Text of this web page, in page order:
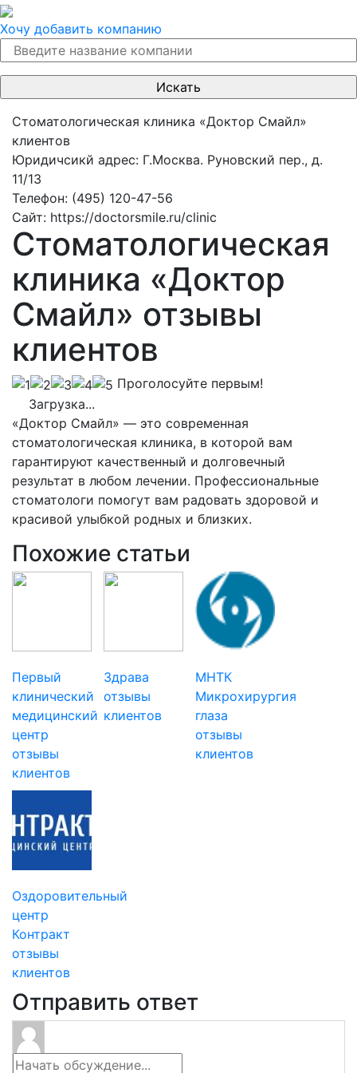
Хочу добавить компанию
Стоматологическая клиника «Доктор Смайл»
клиентов
Юридичсикй адрес: Г.Москва. Руновский пер., д.
11/13
Телефон: (495) 120-47-56
Сайт: https://doctorsmile.ru/clinic
Стоматологическая
клиника «Доктор
Смайл» отзывы
клиентов
Проголосуйте первым!
Загрузка...
«Доктор Смайл» — это современная
стоматологическая клиника, в которой вам
гарантируют качественный и долговечный
результат в любом лечении. Профессиональные
стоматологи помогут вам радовать здоровой и
красивой улыбкой родных и близких.
Похожие статьи
Первый
клинический
медицинский
центр
отзывы
клиентов
Здрава
отзывы
клиентов
МНТК
Микрохирургия
глаза
отзывы
клиентов
Оздоровительный
центр
Контракт
отзывы
клиентов
Отправить ответ